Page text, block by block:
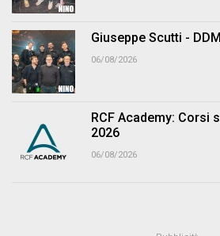
Giuseppe Scutti -
06/08/2026
RCF Academy: Corsi
2026
06/08/2026